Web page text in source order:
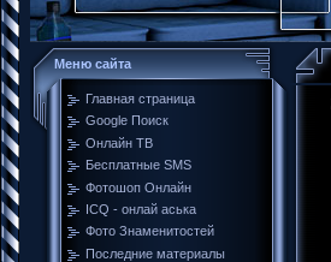
Меню сайта
Главная страница
Google Поиск
Онлайн ТВ
Бесплатные SMS
Фотошоп Онлайн
ICQ - онлай аська
Фото Знаменитостей
Последние материалы